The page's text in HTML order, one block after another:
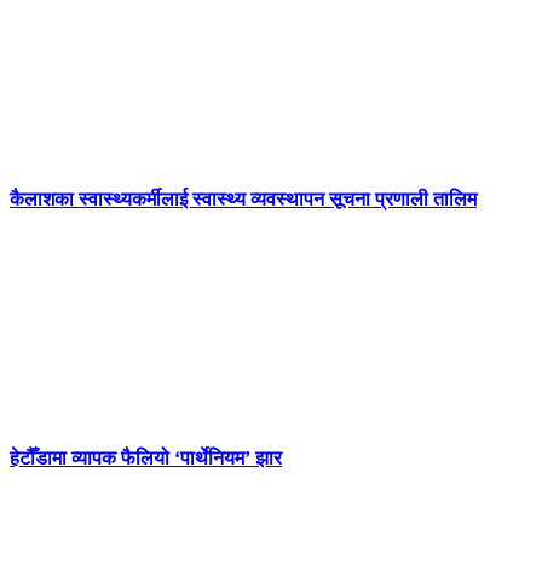
कैलाशका स्वास्थ्यकर्मीलाई स्वास्थ्य व्यवस्थापन सूचना प्रणाली तालिम
हेटौँडामा व्यापक फैलियो ‘पार्थेनियम’ झार